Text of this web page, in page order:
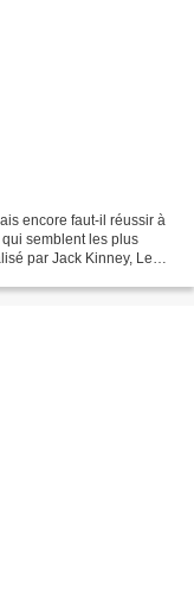
encore faut-il réussir à
semblent les plus
par Jack Kinney, Le